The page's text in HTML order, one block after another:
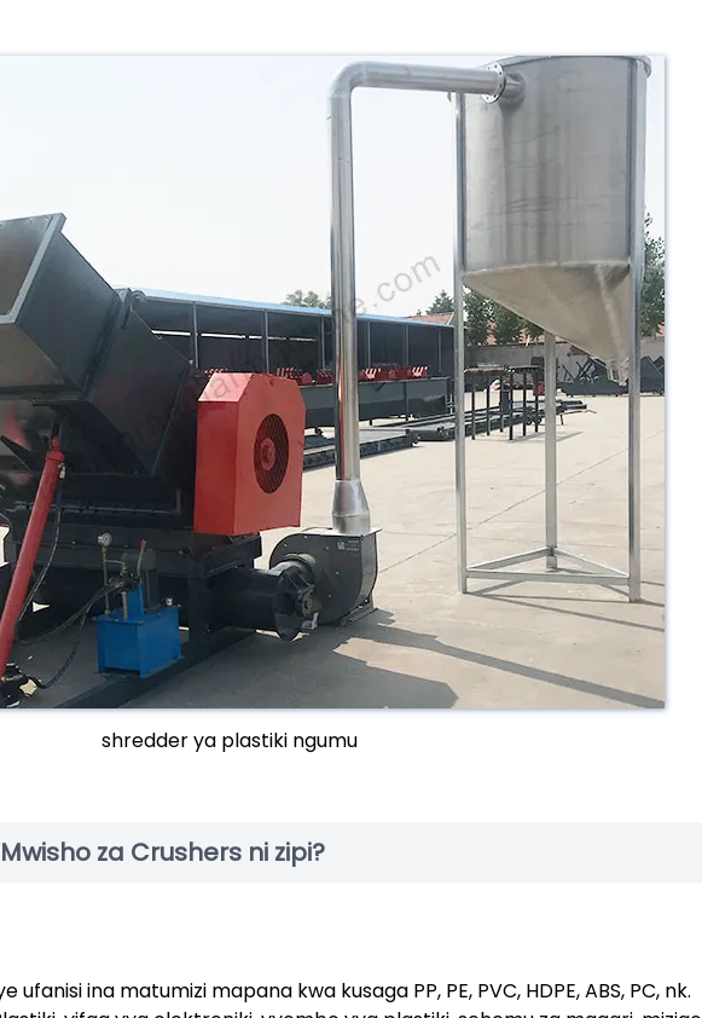
shredder ya plastiki ngumu
za Crushers ni zipi?
ina matumizi mapana kwa kusaga PP, PE, PVC, HDPE, ABS, PC, nk.